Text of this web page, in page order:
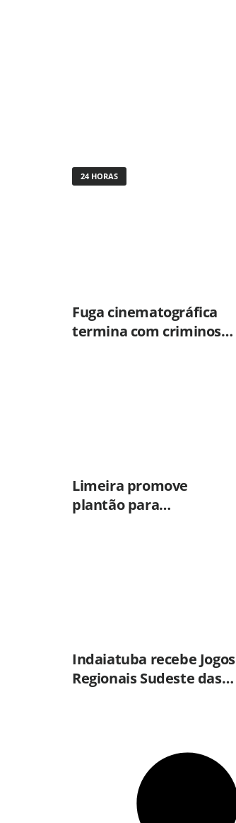
24 HORAS
Fuga cinematográfica
termina com criminoso
Limeira promove
plantão para
Indaiatuba recebe Jogos
Regionais Sudeste das